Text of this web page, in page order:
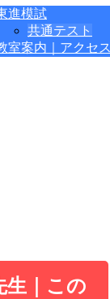
進模試
共通テスト
室案内｜アクセス
生｜この